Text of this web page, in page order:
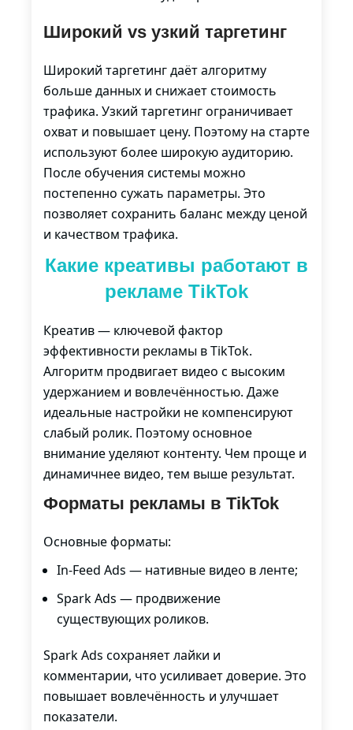
Широкий vs узкий таргетинг
Широкий таргетинг даёт алгоритму
больше данных и снижает стоимость
трафика. Узкий таргетинг ограничивает
охват и повышает цену. Поэтому на старте
используют более широкую аудиторию.
После обучения системы можно
постепенно сужать параметры. Это
позволяет сохранить баланс между ценой
и качеством трафика.
Какие креативы работают в
рекламе TikTok
Креатив — ключевой фактор
эффективности рекламы в TikTok.
Алгоритм продвигает видео с высоким
удержанием и вовлечённостью. Даже
идеальные настройки не компенсируют
слабый ролик. Поэтому основное
внимание уделяют контенту. Чем проще и
динамичнее видео, тем выше результат.
Форматы рекламы в TikTok
Основные форматы:
In-Feed Ads — нативные видео в ленте;
Spark Ads — продвижение
существующих роликов.
Spark Ads сохраняет лайки и
комментарии, что усиливает доверие. Это
повышает вовлечённость и улучшает
показатели.